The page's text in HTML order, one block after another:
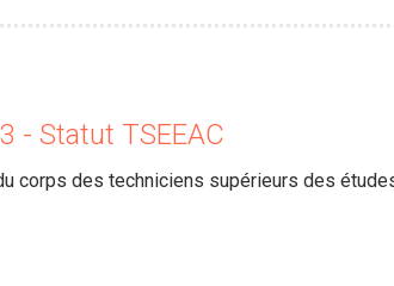
- Statut TSEEAC
corps des techniciens supérieurs des